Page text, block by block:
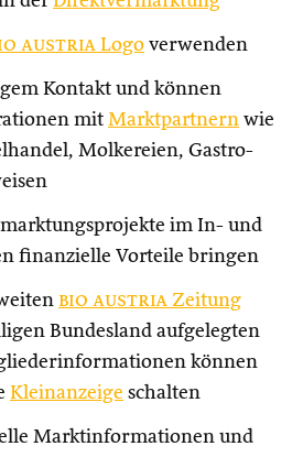
austria Logo verwenden
Kontakt und können
mit Marktpartnern wie
Molkereien, Gastro-
im In- und
finanzielle Vorteile bringen
bio austria Zeitung
Bundesland aufgelegten
können
Kleinanzeige schalten
Marktinformationen und